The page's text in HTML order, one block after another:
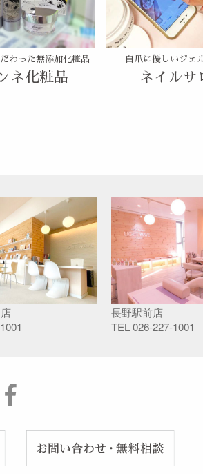
わった無添加化粧品
ネ化粧品
自爪に優しいジェ
ネイルサ
長野駅前店
TEL026-227-1001